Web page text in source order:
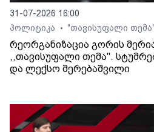
31-07-2026 16:00
პოლიტიკა
• "თავისუფალი თემა"
რეორგანიზაცია გორის
,,თავისუფალი თემა".
და ლექსო მერებაშვილი